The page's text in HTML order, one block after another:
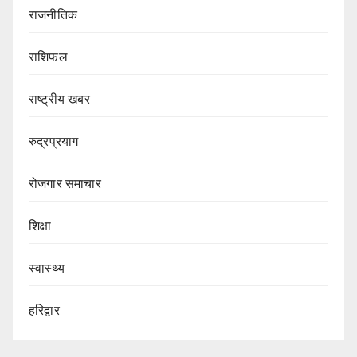
राजनीतिक
राशिफल
राष्ट्रीय खबर
रुद्रप्रयाग
रोजगार समाचार
शिक्षा
स्वास्थ्य
हरिद्वार